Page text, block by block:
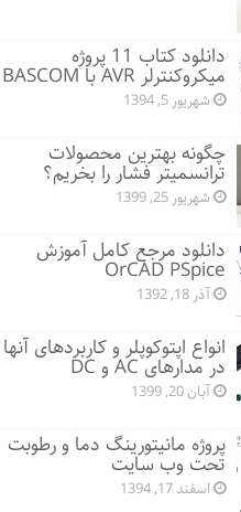
دانلود کتاب 11 پروژه
میکروکنترلر AVR با BASCOM
شهریور 5, 1394
چگونه بهترین محصولات
ترانسمیتر فشار را بخریم؟
شهریور 25, 1399
دانلود مرجع کامل آموزش
OrCAD PSpice
آذر 18, 1392
انواع اپتوکوپلر و کاربردهای آنها
در مدارهای AC و DC
آبان 20, 1399
پروژه مانيتورينگ دما و رطوبت
تحت وب سایت
اسفند 17, 1394